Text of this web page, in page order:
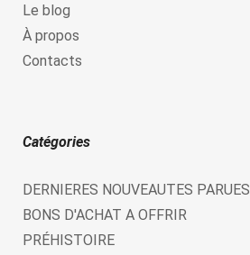
Le blog
À propos
Contacts
Catégories
DERNIERES NOUVEAUTES PARUES
BONS D'ACHAT A OFFRIR
PRÉHISTOIRE